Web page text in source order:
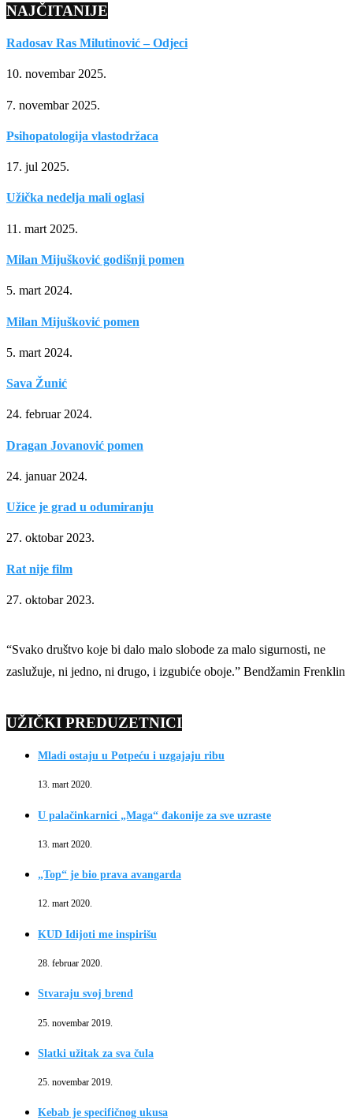
NAJČITANIJE
Radosav Ras Milutinović – Odjeci
10. novembar 2025.
7. novembar 2025.
Psihopatologija vlastodržaca
17. jul 2025.
Užička nedelja mali oglasi
11. mart 2025.
Milan Mijušković godišnji pomen
5. mart 2024.
Milan Mijušković pomen
5. mart 2024.
Sava Žunić
24. februar 2024.
Dragan Jovanović pomen
24. januar 2024.
Užice je grad u odumiranju
27. oktobar 2023.
Rat nije film
27. oktobar 2023.
“Svako društvo koje bi dalo malo slobode za malo sigurnosti, ne
zaslužuje, ni jedno, ni drugo, i izgubiće oboje.” Bendžamin Frenklin
UŽIČKI PREDUZETNICI
Mladi ostaju u Potpeću i uzgajaju ribu
13. mart 2020.
U palačinkarnici „Maga“ đakonije za sve uzraste
13. mart 2020.
„Top“ je bio prava avangarda
12. mart 2020.
KUD Idijoti me inspirišu
28. februar 2020.
Stvaraju svoj brend
25. novembar 2019.
Slatki užitak za sva čula
25. novembar 2019.
Kebab je specifičnog ukusa